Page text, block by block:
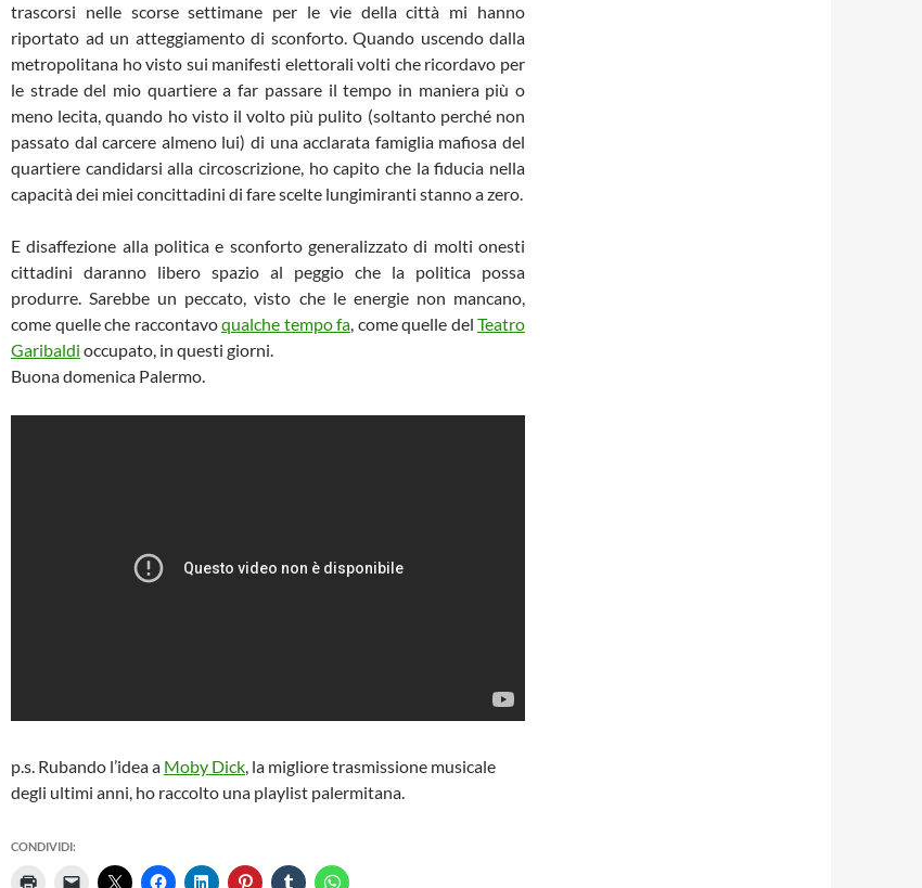
trascorsi nelle scorse settimane per le vie della città mi hanno
riportato ad un atteggiamento di sconforto. Quando uscendo dalla
metropolitana ho visto sui manifesti elettorali volti che ricordavo per
le strade del mio quartiere a far passare il tempo in maniera più o
meno lecita, quando ho visto il volto più pulito (soltanto perché non
passato dal carcere almeno lui) di una acclarata famiglia mafiosa del
quartiere candidarsi alla circoscrizione, ho capito che la fiducia nella
capacità dei miei concittadini di fare scelte lungimiranti stanno a zero.
E disaffezione alla politica e sconforto generalizzato di molti onesti
cittadini daranno libero spazio al peggio che la politica possa
produrre. Sarebbe un peccato, visto che le energie non mancano,
come quelle che raccontavoqualche tempo fa, come quelle del Teatro
Garibaldi occupato, in questi giorni.
Buona domenica Palermo.
p.s. Rubando l’idea a Moby Dick, la migliore trasmissione musicale
degli ultimi anni, ho raccolto una playlist palermitana.
CONDIVIDI: